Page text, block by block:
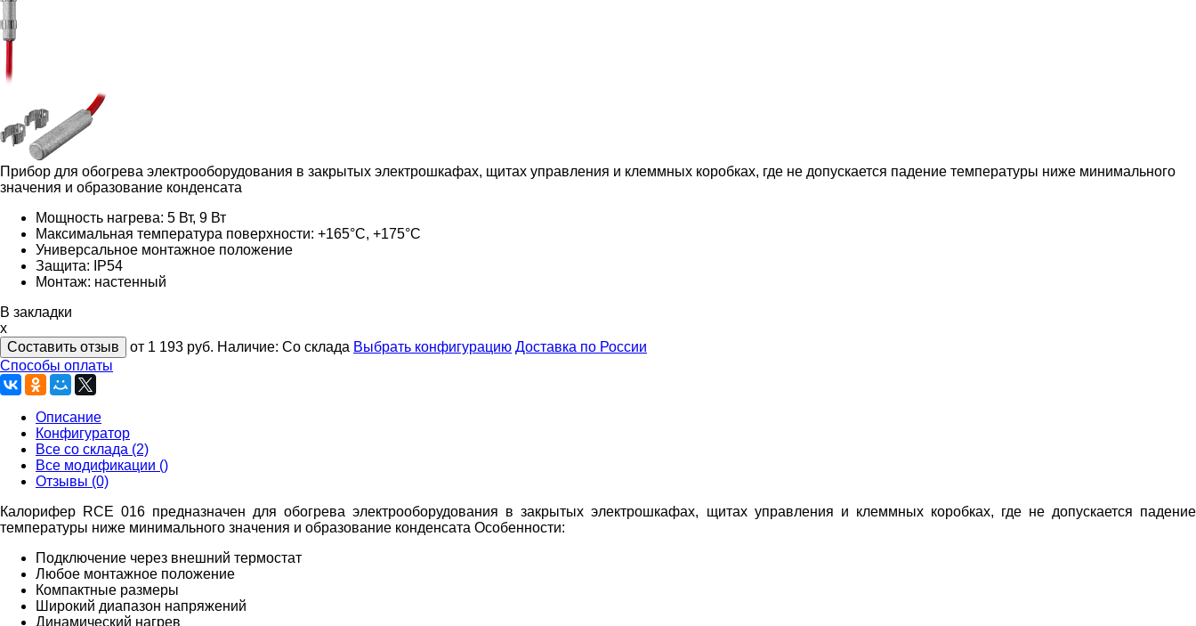
Прибор для обогрева электрооборудования в закрытых электрошкафах, щитах управления и клеммных коробках, где не допускается падение температуры ниже минимального
значения и образование конденсата
Мощность нагрева: 5 Вт, 9 Вт
Максимальная температура поверхности: +165°С, +175°С
Универсальное монтажное положение
Защита: IP54
Монтаж: настенный
В закладки
x
Составить отзыв
от 1 193 руб. Наличие: Со склада Выбрать конфигурацию Доставка по России
Способы оплаты
Описание
Конфигуратор
Все со склада (2)
Все модификации ()
Отзывы (0)
Калорифер RCE 016 предназначен для обогрева электрооборудования в закрытых электрошкафах, щитах управления и клеммных коробках, где не допускается падение
температуры ниже минимального значения и образование конденсата Особенности:
Подключение через внешний термостат
Любое монтажное положение
Компактные размеры
Широкий диапазон напряжений
Динамический нагрев